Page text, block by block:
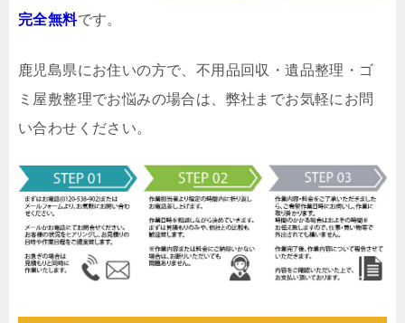
完全無料です。
鹿児島県にお住いの方で、不用品回収・遺品整理・ゴ
ミ屋敷整理でお悩みの場合は、弊社までお気軽にお問
い合わせください。